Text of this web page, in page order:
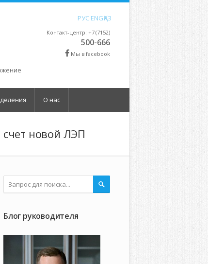
РУС ENGҚАЗ
Контакт-центр: +7 (7152)
500-666
Мы в facebook
О нас
счет новой ЛЭП
Блог руководителя